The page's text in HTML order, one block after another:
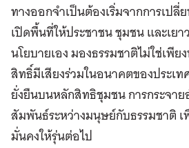
ทางออกจำเป็นต้องเริ่มจากการเปลี่
เปิดพื้นที่ให้ประชาชน ชุมชน และเย
นโยบายเอง มองธรรมชาติไม่ใช่เพี
สิทธิ์มีเสียงร่วมในอนาคตของประเท
ยั่งยืนบนหลักสิทธิชุมชน การกระจา
สัมพันธ์ระหว่างมนุษย์กับธรรมชาติ
มั่นคงให้รุ่นต่อไป